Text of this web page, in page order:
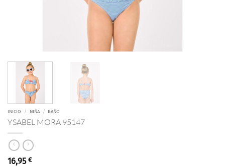
INICIO / NIÑA / BAÑO
YSABEL MORA 95147
16,95 €